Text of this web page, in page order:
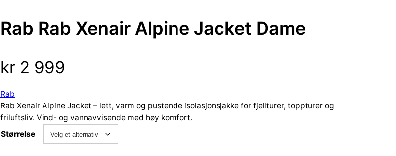
Rab Rab Xenair Alpine Jacket Dame
kr 2 999
Rab
Rab Xenair Alpine Jacket – lett, varm og pustende isolasjonsjakke for fjellturer, toppturer og
friluftsliv. Vind- og vannavvisende med høy komfort.
Størrelse